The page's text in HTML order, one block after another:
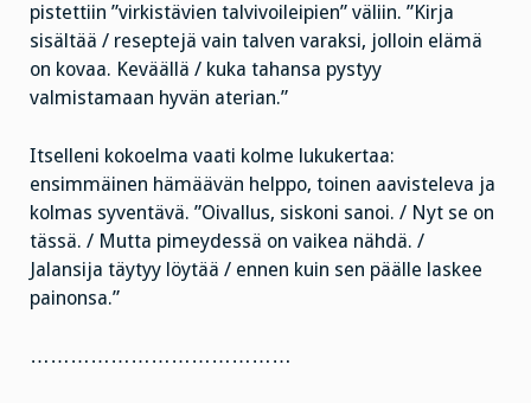
pistettiin ”virkistävien talvivoileipien” väliin. ”Kirja
sisältää / reseptejä vain talven varaksi, jolloin elämä
on kovaa. Keväällä / kuka tahansa pystyy
valmistamaan hyvän aterian.”
Itselleni kokoelma vaati kolme lukukertaa:
ensimmäinen hämäävän helppo, toinen aavisteleva ja
kolmas syventävä. ”Oivallus, siskoni sanoi. / Nyt se on
tässä. / Mutta pimeydessä on vaikea nähdä. /
Jalansija täytyy löytää / ennen kuin sen päälle laskee
painonsa.”
…………………………………